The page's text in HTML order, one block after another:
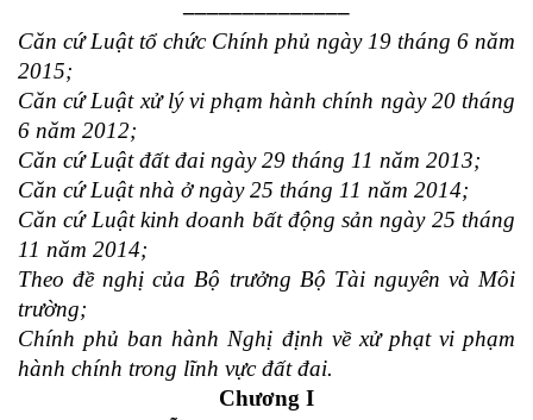
Căn cứ Luật tổ chức Chính phủ ngày19 tháng 6 năm
2015;
Căn cứ Luậtxử lý vi phạm hành chính ngày 20 tháng
6 năm 2012;
Căn cứ Luậtđất đai ngày 29 tháng 11 năm 2013;
Căn cứ Luậtnhà ởngày 25 tháng 11 năm 2014;
Căn cứ Luậtkinh doanh bất động sảnngày 25 tháng
11 năm 2014;
Theo đề nghị của Bộ trưởng Bộ Tài nguyên và Môi
trường;
Chính phủ ban hành Nghị định về xử phạt vi phạm
hành chính trong lĩnh vực đất đai.
Chương I